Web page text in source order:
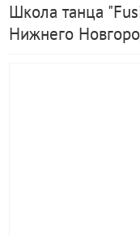
Школа танца
Нижнего